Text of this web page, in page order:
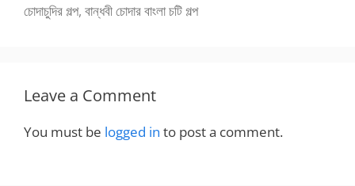
চোদাচুদির গল্প, বান্ধবী চোদার বাংলা চটি গল্প
Leave a Comment
You must be logged in to post a comment.